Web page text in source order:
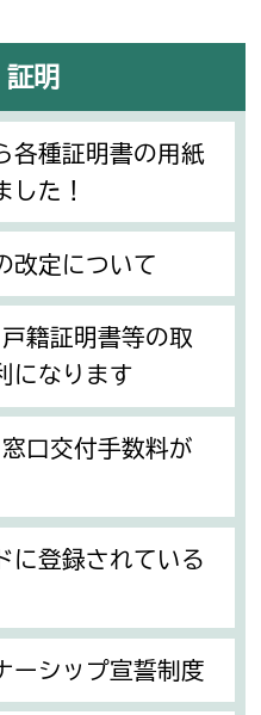
明
各種証明書の用紙
した！
改定について
籍証明書等の取
になります
口交付手数料が
に登録されている
ーシップ宣誓制度